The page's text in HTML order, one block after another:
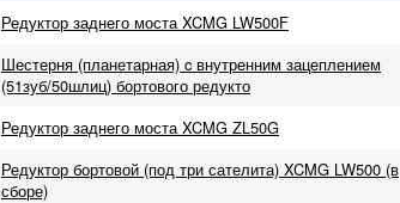
Редуктор заднего моста XCMG LW500F
Шестерня (планетарная) c внутренним зацеплением
(51зуб/50шлиц) бортового редукто
Редуктор заднего моста XCMG ZL50G
Редуктор бортовой (под три сателита) XCMG LW500 (в
сборе)